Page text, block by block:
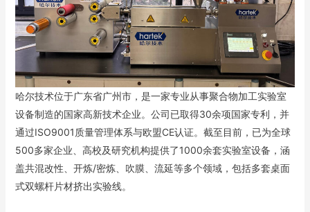
哈尔技术位于广东省广州市，是一家专业从事聚合物加工实验室
设备制造的国家高新技术企业。公司已取得30余项国家专利，并
通过ISO9001质量管理体系与欧盟CE认证。截至目前，已为全球
500多家企业、高校及研究机构提供了1000余套实验室设备，涵
盖共混改性、开炼/密炼、吹膜、流延等多个领域，包括多套桌面
式双螺杆片材挤出实验线。